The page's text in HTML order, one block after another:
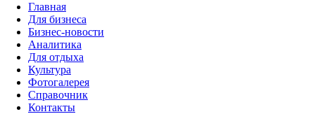
Главная
Для бизнеса
Бизнес-новости
Аналитика
Для отдыха
Культура
Фотогалерея
Справочник
Контакты